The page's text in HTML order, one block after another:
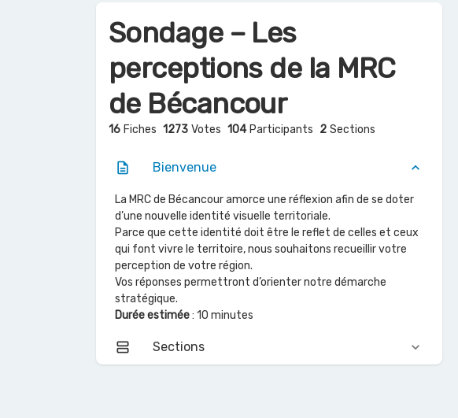
Sondage – Les
perceptions de la MRC
de Bécancour
16 Fiches 1273 Votes 104 Participants 2 Sections
description Bienvenue keyboard_arrow_down
La MRC de Bécancour amorce une réflexion afin de se doter
d’une nouvelle identité visuelle territoriale.
Parce que cette identité doit être le reflet de celles et ceux
qui font vivre le territoire, nous souhaitons recueillir votre
perception de votre région.
Vos réponses permettront d’orienter notre démarche
stratégique.
Durée estimée: 10 minutes
view_agenda Sections keyboard_arrow_down